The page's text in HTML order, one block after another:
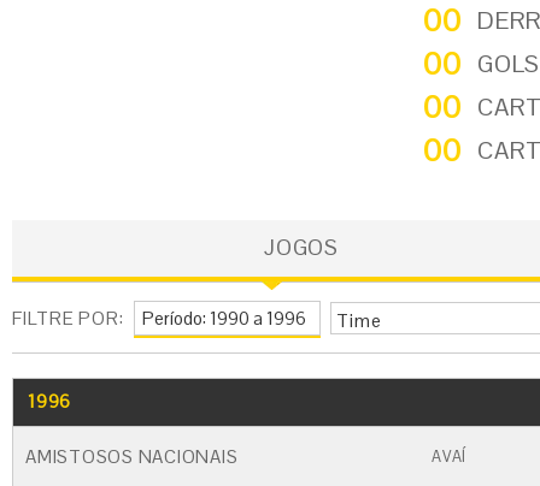
00
00
00
00
JOGOS
FILTRE POR: Time
1996
AMISTOSOS NACIONAIS AVAÍ